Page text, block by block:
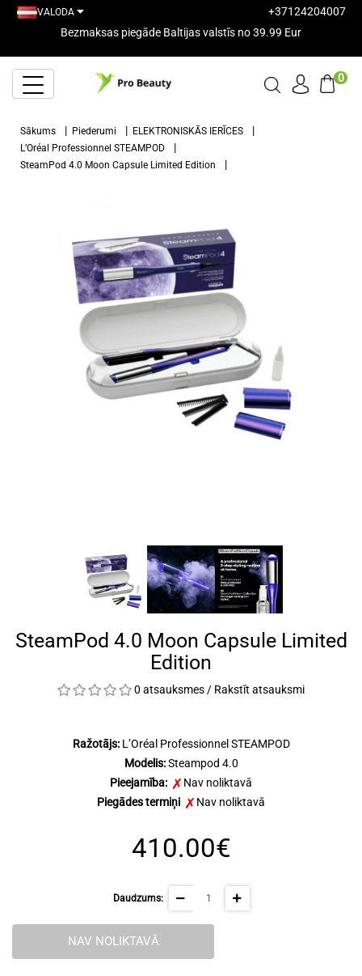
VALODA
+37124204007
Bezmaksas piegāde Baltijas valstīs no 39.99 Eur
0
Sākums Piederumi
ELEKTRONISKĀS IERĪCES
L’Oréal Professionnel STEAMPOD
SteamPod 4.0 Moon Capsule Limited Edition
SteamPod 4.0 Moon Capsule Limited
Edition
0 atsauksmes / Rakstīt atsauksmi
Ražotājs: L’Oréal Professionnel STEAMPOD
Modelis:Steampod 4.0
Pieejamība:
Nav noliktavā
Piegādes termiņi
Nav noliktavā
410.00€
Daudzums:
NAV NOLIKTAVĀ